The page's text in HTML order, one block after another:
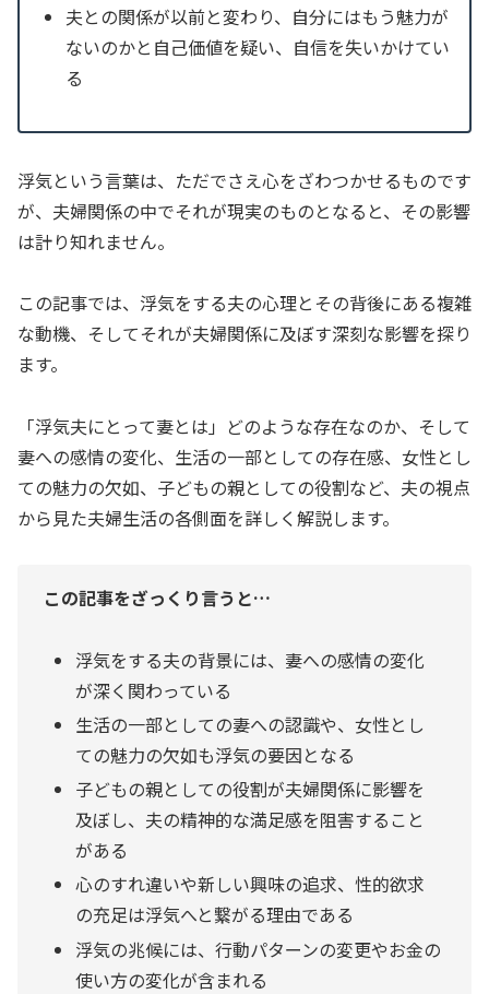
夫との関係が以前と変わり、自分にはもう魅力が
ないのかと自己価値を疑い、自信を失いかけてい
る
浮気という言葉は、ただでさえ心をざわつかせるものです
が、夫婦関係の中でそれが現実のものとなると、その影響
は計り知れません。
この記事では、浮気をする夫の心理とその背後にある複雑
な動機、そしてそれが夫婦関係に及ぼす深刻な影響を探り
ます。
「浮気夫にとって妻とは」どのような存在なのか、そして
妻への感情の変化、生活の一部としての存在感、女性とし
ての魅力の欠如、子どもの親としての役割など、夫の視点
から見た夫婦生活の各側面を詳しく解説します。
この記事をざっくり言うと…
浮気をする夫の背景には、妻への感情の変化
が深く関わっている
生活の一部としての妻への認識や、女性とし
ての魅力の欠如も浮気の要因となる
子どもの親としての役割が夫婦関係に影響を
及ぼし、夫の精神的な満足感を阻害すること
がある
心のすれ違いや新しい興味の追求、性的欲求
の充足は浮気へと繋がる理由である
浮気の兆候には、行動パターンの変更やお金の
使い方の変化が含まれる